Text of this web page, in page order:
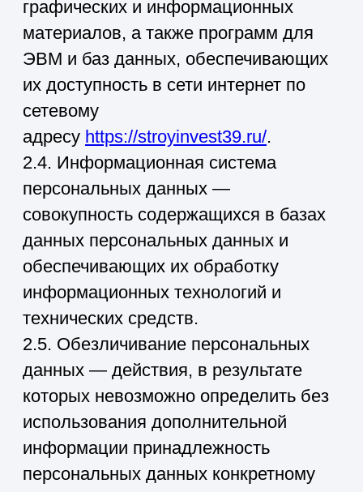
2.6. Обработка персональных данных
— любое действие (операция) или
совокупность действий (операций),
совершаемых с использованием
средств автоматизации или без
использования таких средств с
персональными данными, включая
сбор, запись, систематизацию,
накопление, хранение, уточнение
использование, передачу
(распространение, предоставление,
доступ), обезличивание,
блокирование, удаление,
уничтожение персональных данных.
2.7. Оператор — государственный
юридическое или физическое лицо,
самостоятельно или совместно с
другими лицами организующие и/или
осуществляющие обработку
персональных данных, а также
определяющие цели обработки
персональных данных, состав
персональных данных, подлежащих
обработке, действия (операции),